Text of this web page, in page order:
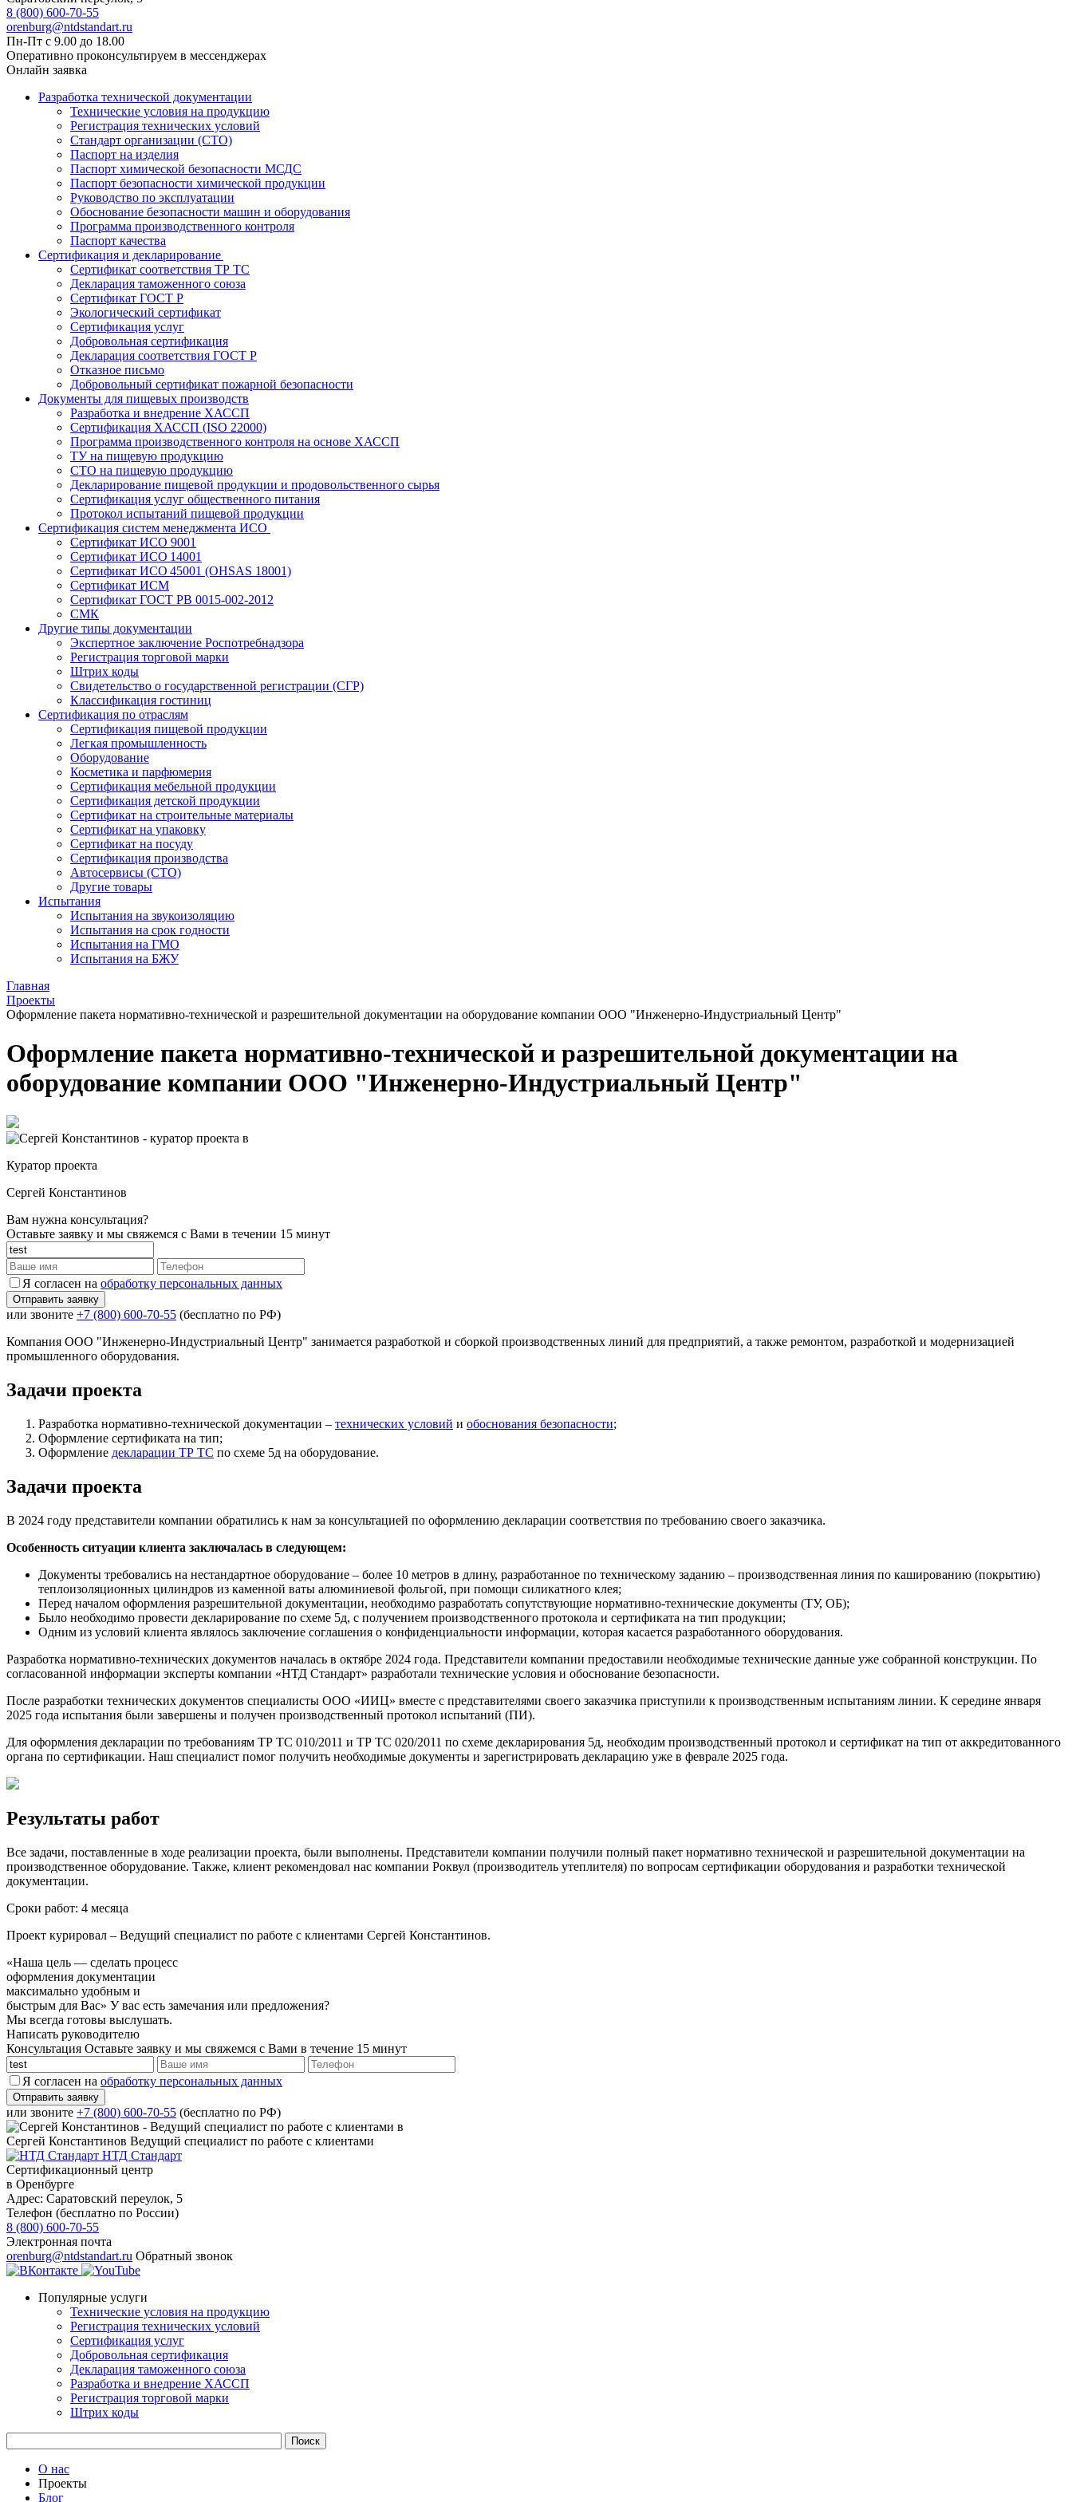
8 (800) 600-70-55
orenburg@ntdstandart.ru
Пн-Пт с 9.00 до 18.00
Оперативно проконсультируем в мессенджерах
Онлайн заявка
Разработка технической документации
Технические условия на продукцию
Регистрация технических условий
Стандарт организации (СТО)
Паспорт на изделия
Паспорт химической безопасности МСДС
Паспорт безопасности химической продукции
Руководство по эксплуатации
Обоснование безопасности машин и оборудования
Программа производственного контроля
Паспорт качества
Сертификация и декларирование
Сертификат соответствия ТР ТС
Декларация таможенного союза
Сертификат ГОСТ Р
Экологический сертификат
Сертификация услуг
Добровольная сертификация
Декларация соответствия ГОСТ Р
Отказное письмо
Добровольный сертификат пожарной безопасности
Документы для пищевых производств
Разработка и внедрение ХАССП
Сертификация ХАССП (ISO 22000)
Программа производственного контроля на основе ХАССП
ТУ на пищевую продукцию
СТО на пищевую продукцию
Декларирование пищевой продукции и продовольственного сырья
Сертификация услуг общественного питания
Протокол испытаний пищевой продукции
Сертификация систем менеджмента ИСО
Сертификат ИСО 9001
Сертификат ИСО 14001
Сертификат ИСО 45001 (OHSAS 18001)
Сертификат ИСМ
Сертификат ГОСТ РВ 0015-002-2012
СМК
Другие типы документации
Экспертное заключение Роспотребнадзора
Регистрация торговой марки
Штрих коды
Свидетельство о государственной регистрации (СГР)
Классификация гостиниц
Сертификация по отраслям
Сертификация пищевой продукции
Легкая промышленность
Оборудование
Косметика и парфюмерия
Сертификация мебельной продукции
Сертификация детской продукции
Сертификат на строительные материалы
Сертификат на упаковку
Сертификат на посуду
Сертификация производства
Автосервисы (СТО)
Другие товары
Испытания
Испытания на звукоизоляцию
Испытания на срок годности
Испытания на ГМО
Испытания на БЖУ
Главная
Проекты
Оформление пакета нормативно-технической и разрешительной документации на оборудование компании ООО "Инженерно-Индустриальный Центр"
Оформление пакета нормативно-технической и разрешительной документации на
оборудование компании ООО "Инженерно-Индустриальный Центр"
Куратор проекта
Сергей Константинов
Вам нужна консультация?
Оставьте заявку и мы свяжемся с Вами в течении 15 минут
Я согласен на обработку персональных данных
или звоните +7 (800) 600-70-55 (бесплатно по РФ)
Компания ООО "Инженерно-Индустриальный Центр" занимается разработкой и сборкой производственных линий для предприятий, а также ремонтом, разработкой и модернизацией
промышленного оборудования.
Задачи проекта
Разработка нормативно-технической документации – технических условий и обоснования безопасности;
Оформление сертификата на тип;
Оформление декларации ТР ТС по схеме 5д на оборудование.
Задачи проекта
В 2024 году представители компании обратились к нам за консультацией по оформлению декларации соответствия по требованию своего заказчика.
Особенность ситуации клиента заключалась в следующем:
Документы требовались на нестандартное оборудование – более 10 метров в длину, разработанное по техническому заданию – производственная линия по кашированию (покрытию)
теплоизоляционных цилиндров из каменной ваты алюминиевой фольгой, при помощи силикатного клея;
Перед началом оформления разрешительной документации, необходимо разработать сопутствующие нормативно-технические документы (ТУ, ОБ);
Было необходимо провести декларирование по схеме 5д, с получением производственного протокола и сертификата на тип продукции;
Одним из условий клиента являлось заключение соглашения о конфиденциальности информации, которая касается разработанного оборудования.
Разработка нормативно-технических документов началась в октябре 2024 года. Представители компании предоставили необходимые технические данные уже собранной конструкции. По
согласованной информации эксперты компании «НТД Стандарт» разработали технические условия и обоснование безопасности.
После разработки технических документов специалисты ООО «ИИЦ» вместе с представителями своего заказчика приступили к производственным испытаниям линии. К середине января
2025 года испытания были завершены и получен производственный протокол испытаний (ПИ).
Для оформления декларации по требованиям ТР ТС 010/2011 и ТР ТС 020/2011 по схеме декларирования 5д, необходим производственный протокол и сертификат на тип от аккредитованного
органа по сертификации. Наш специалист помог получить необходимые документы и зарегистрировать декларацию уже в феврале 2025 года.
Результаты работ
Все задачи, поставленные в ходе реализации проекта, были выполнены. Представители компании получили полный пакет нормативно технической и разрешительной документации на
производственное оборудование. Также, клиент рекомендовал нас компании Роквул (производитель утеплителя) по вопросам сертификации оборудования и разработки технической
документации.
Сроки работ: 4 месяца
Проект курировал – Ведущий специалист по работе с клиентами Сергей Константинов.
«Наша цель — сделать процесс
оформления документации
максимально удобным и
быстрым для Вас» У вас есть замечания или предложения?
Мы всегда готовы выслушать.
Написать руководителю
Консультация Оставьте заявку и мы свяжемся с Вами в течение 15 минут
Я согласен на обработку персональных данных
или звоните +7 (800) 600-70-55 (бесплатно по РФ)
Сергей Константинов Ведущий специалист по работе с клиентами
НТД Стандарт
Сертификационный центр
в Оренбурге
Адрес: Саратовский переулок, 5
Телефон (бесплатно по России)
8 (800) 600-70-55
Электронная почта
orenburg@ntdstandart.ru Обратный звонок
Популярные услуги
Технические условия на продукцию
Регистрация технических условий
Сертификация услуг
Добровольная сертификация
Декларация таможенного союза
Разработка и внедрение ХАССП
Регистрация торговой марки
Штрих коды
О нас
Проекты
Блог